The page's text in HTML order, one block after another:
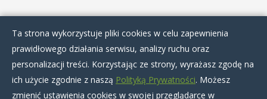
O nas
Terapie specjalistyczne
Zabiegi kosmetyczne
Artykuły
Nasz zespół
Cennik
Kontakt
Ta strona wykorzystuje pliki cookies w celu zapewnienia
prawidłowego działania serwisu, analizy ruchu oraz
personalizacji treści. Korzystając ze strony, wyrażasz zgodę na
ich użycie zgodnie z naszą Polityką Prywatności. Możesz
zmienić ustawienia cookies w swojej przeglądarce w